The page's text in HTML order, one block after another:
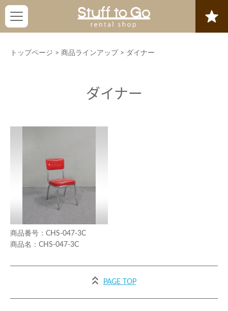
トップページ > 商品ラインアップ > ダイナー
ダイナー
CHS-047-3C
CHS-047-3C
PAGE TOP